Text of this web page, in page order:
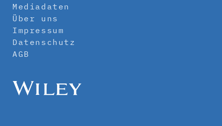
Mediadaten
Über uns
Impressum
Datenschutz
AGB